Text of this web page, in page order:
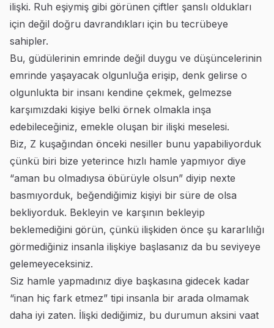
ilişki. Ruh eşiymiş gibi görünen çiftler şanslı oldukları
için değil doğru davrandıkları için bu tecrübeye
sahipler.
Bu, güdülerinin emrinde değil duygu ve düşüncelerinin
emrinde yaşayacak olgunluğa erişip, denk gelirse o
olgunlukta bir insanı kendine çekmek, gelmezse
karşımızdaki kişiye belki örnek olmakla inşa
edebileceğiniz, emekle oluşan bir ilişki meselesi.
Biz, Z kuşağından önceki nesiller bunu yapabiliyorduk
çünkü biri bize yeterince hızlı hamle yapmıyor diye
“aman bu olmadıysa öbürüyle olsun” diyip nexte
basmıyorduk, beğendiğimiz kişiyi bir süre de olsa
bekliyorduk. Bekleyin ve karşının bekleyip
beklemediğini görün, çünkü ilişkiden önce şu kararlılığı
görmediğiniz insanla ilişkiye başlasanız da bu seviyeye
gelemeyeceksiniz.
Siz hamle yapmadınız diye başkasına gidecek kadar
“inan hiç fark etmez” tipi insanla bir arada olmamak
daha iyi zaten. İlişki dediğimiz, bu durumun aksini vaat